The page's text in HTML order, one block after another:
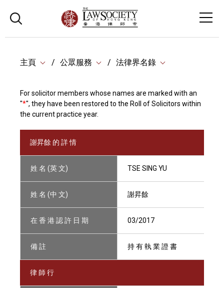
主頁 公眾服務 法律界名錄
For solicitor members whose names are marked with an
"*", they have been restored to the Roll of Solicitors within
the current practice year.
謝昇餘 的 詳 情
姓 名 (英 文) TSE SING YU
姓 名 (中 文) 謝昇餘
在 香 港 認 許 日 期 03/2017
備 註 持 有 執 業 證 書
律 師 行